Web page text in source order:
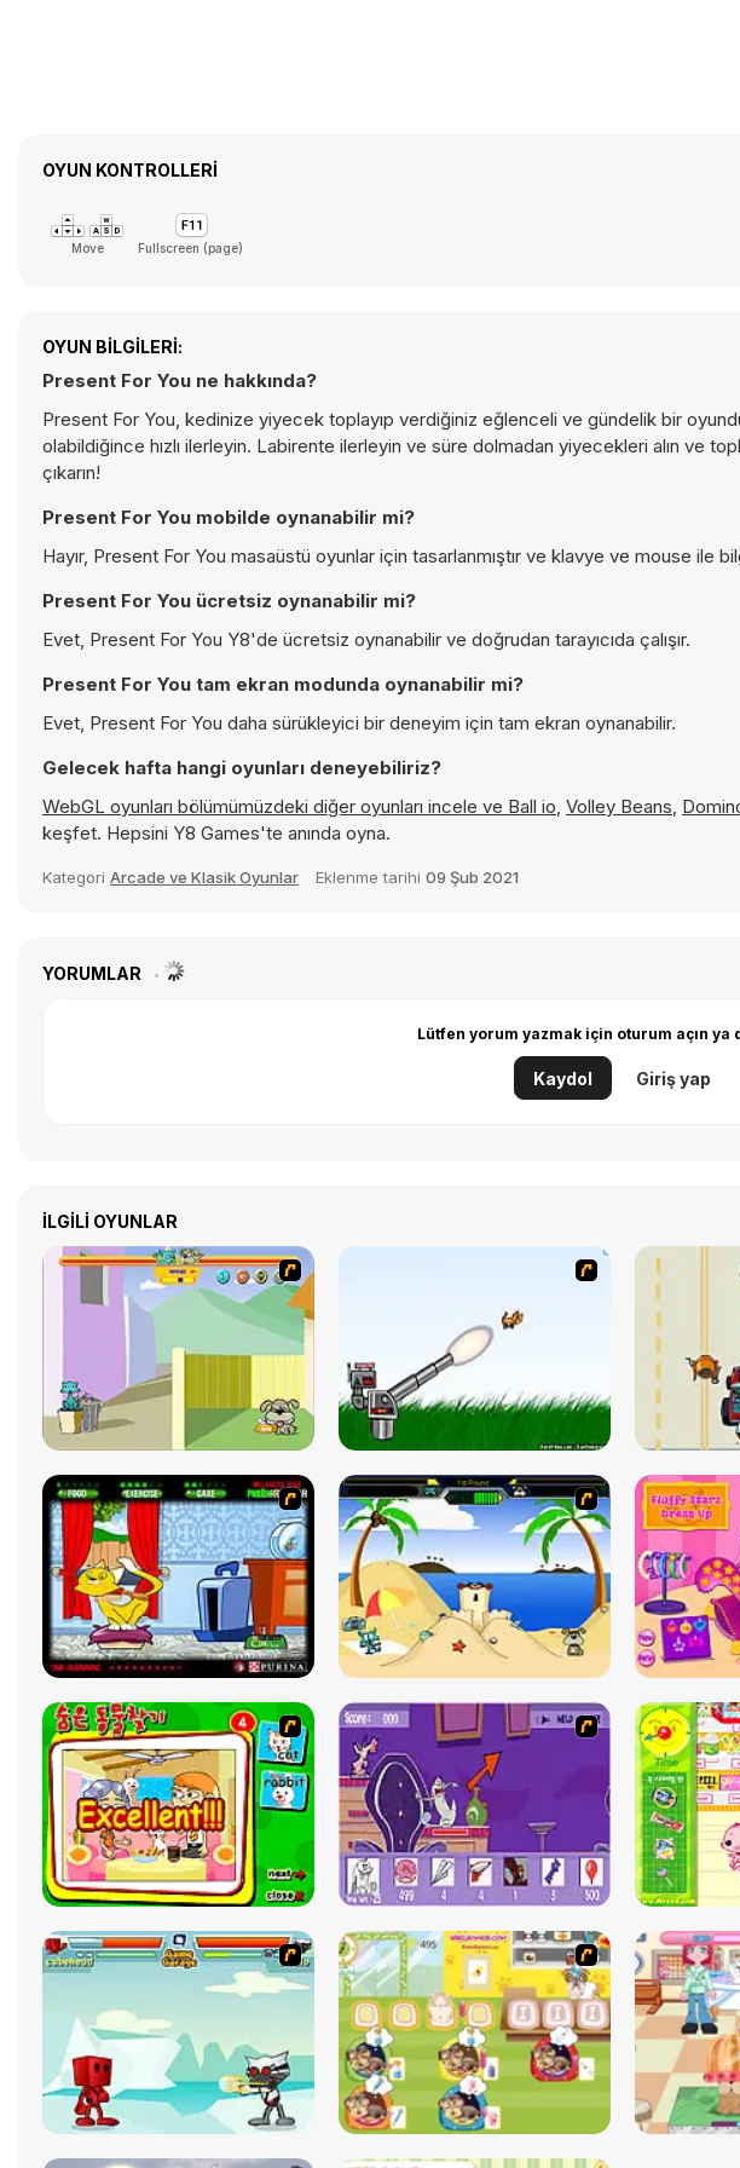
OYUN KONTROLLERI
Move Fullscreen (page)
OYUN BILGILERI:
Present For You ne hakkında?
Present For You, kedinize yiyecek toplayıp verdiğiniz eğlenceli ve gündelik bir
olabildiğince hızlı ilerleyin. Labirente ilerleyin ve süre dolmadan yiyecekleri alın ve
çıkarın!
Present For You mobilde oynanabilir mi?
Hayır, Present For You masaüstü oyunlar için tasarlanmıştır ve klavye ve mouse ile
Present For You ücretsiz oynanabilir mi?
Evet, Present For You Y8'de ücretsiz oynanabilir ve doğrudan tarayıcıda çalışır.
Present For You tam ekran modunda oynanabilir mi?
Evet, Present For You daha sürükleyici bir deneyim için tam ekran oynanabilir.
Gelecek hafta hangi oyunları deneyebiliriz?
WebGL oyunları bölümümüzdeki diğer oyunları incele ve Ball io, Volley Beans,
keşfet. Hepsini Y8 Games'te anında oyna.
Kategori Arcade ve Klasik Oyunlar Eklenme tarihi 09 Şub 2021
YORUMLAR
Lütfen yorum yazmak için oturum açın ya
Kaydol Giriş yap
İLGILI OYUNLAR